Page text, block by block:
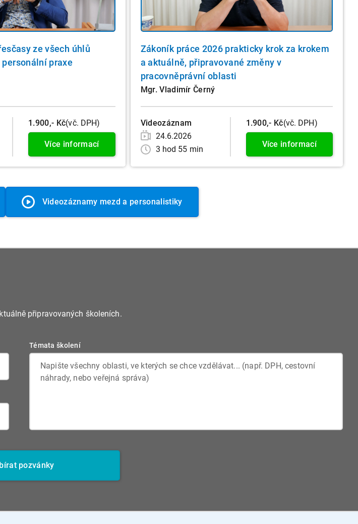
ze všech úhlů
praxe
1.900,- Kč(vč. DPH)
Více informací
Zákoník práce 2026 prakticky krok za krokem
a aktuálně, připravované změny v
pracovněprávní oblasti
Mgr. Vladimír Černý
Videozáznam
24.6.2026
3 hod 55 min
1.900,- Kč(vč. DPH)
Více informací
Videozáznamy mezd a personalistiky
připravovaných školeních.
Témata školení
pozvánky